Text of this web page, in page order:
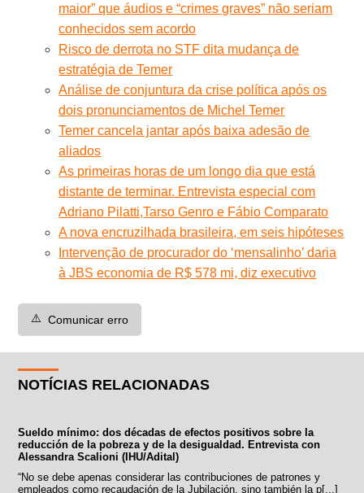
maior” que áudios e “crimes graves” não seriam
conhecidos sem acordo
Risco de derrota no STF dita mudança de
estratégia de Temer
Análise de conjuntura da crise política após os
dois pronunciamentos de Michel Temer
Temer cancela jantar após baixa adesão de
aliados
As primeiras horas de um longo dia que está
distante de terminar. Entrevista especial com
Adriano Pilatti,Tarso Genro e Fábio Comparato
A nova encruzilhada brasileira, em seis hipóteses
Intervenção de procurador do ‘mensalinho’ daria
à JBS economia de R$ 578 mi, diz executivo
⚠️ Comunicar erro
NOTÍCIAS RELACIONADAS
Sueldo mínimo: dos décadas de efectos positivos sobre la
reducción de la pobreza y de la desigualdad. Entrevista con
Alessandra Scalioni (IHU/Adital)
“No se debe apenas considerar las contribuciones de patrones y
empleados como recaudación de la Jubilación, sino también la p[...]